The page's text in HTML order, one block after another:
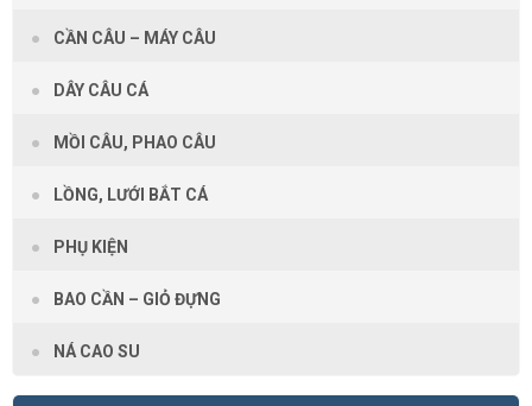
CẦN CÂU – MÁY CÂU
DÂY CÂU CÁ
MỒI CÂU, PHAO CÂU
LỒNG, LƯỚI BẮT CÁ
PHỤ KIỆN
BAO CẦN – GIỎ ĐỰNG
NÁ CAO SU